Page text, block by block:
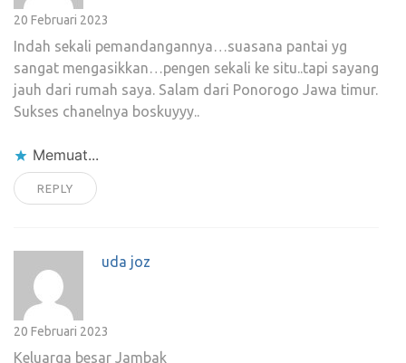
20 Februari 2023
Indah sekali pemandangannya…suasana pantai yg
sangat mengasikkan…pengen sekali ke situ..tapi sayang
jauh dari rumah saya. Salam dari Ponorogo Jawa timur.
Sukses chanelnya boskuyyy..
Memuat...
REPLY
uda joz
20 Februari 2023
Keluarga besar Jambak